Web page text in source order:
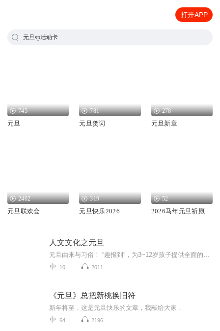
打开APP
元旦sp活动卡
745
元旦
781
元旦贺词
278
元旦新章
2402
元旦联欢会
319
元旦快乐2026
52
2026马年元旦祈愿
人文文化之元旦
10 2011
《元旦》总把新桃换旧符
新年将至，这是元旦快乐的文章，我献给大家，
64 2196